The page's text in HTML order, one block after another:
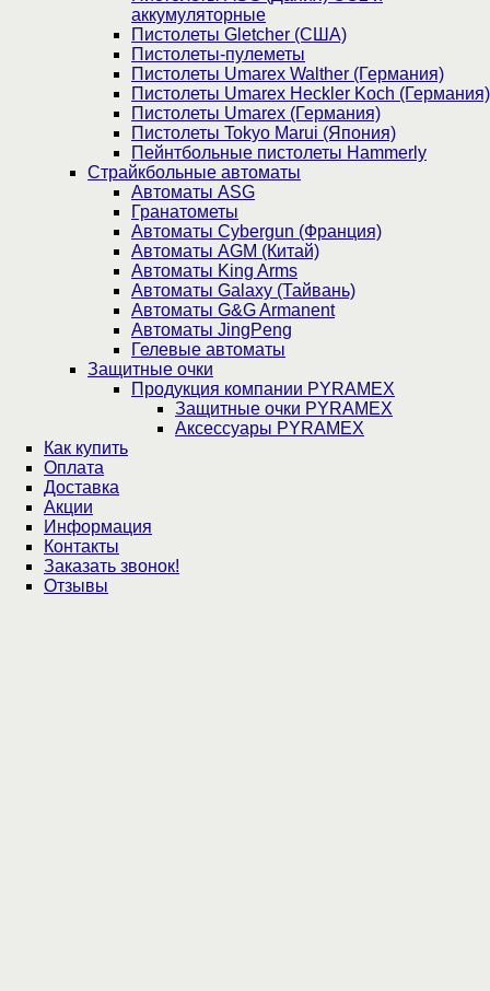
аккумуляторные
Пистолеты Gletcher (США)
Пистолеты-пулеметы
Пистолеты Umarex Walther (Германия)
Пистолеты Umarex Heckler Koch (Германия)
Пистолеты Umarex (Германия)
Пистолеты Tokyo Marui (Япония)
Пейнтбольные пистолеты Hammerly
Страйкбольные автоматы
Автоматы ASG
Гранатометы
Автоматы Cybergun (Франция)
Автоматы AGM (Китай)
Автоматы King Arms
Автоматы Galaxy (Тайвань)
Автоматы G&G Armanent
Автоматы JingPeng
Гелевые автоматы
Защитные очки
Продукция компании PYRAMEX
Защитные очки PYRAMEX
Аксессуары PYRAMEX
Как купить
Оплата
Доставка
Акции
Информация
Контакты
Заказать звонок!
Отзывы